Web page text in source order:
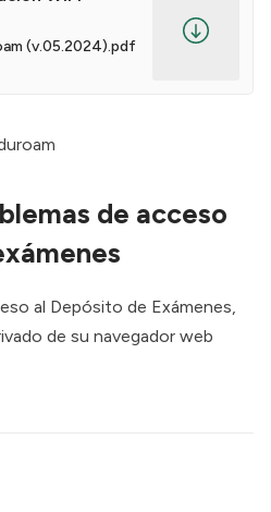
otras universidades: 25
estas normas, puede
de la cuenta de usuario.
(v.05.2024).pdf
de acceso
al Depósito de Exámenes,
de su navegador web